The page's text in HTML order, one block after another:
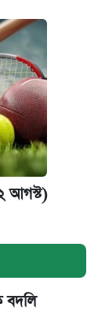
আগস্ট)
বদলি